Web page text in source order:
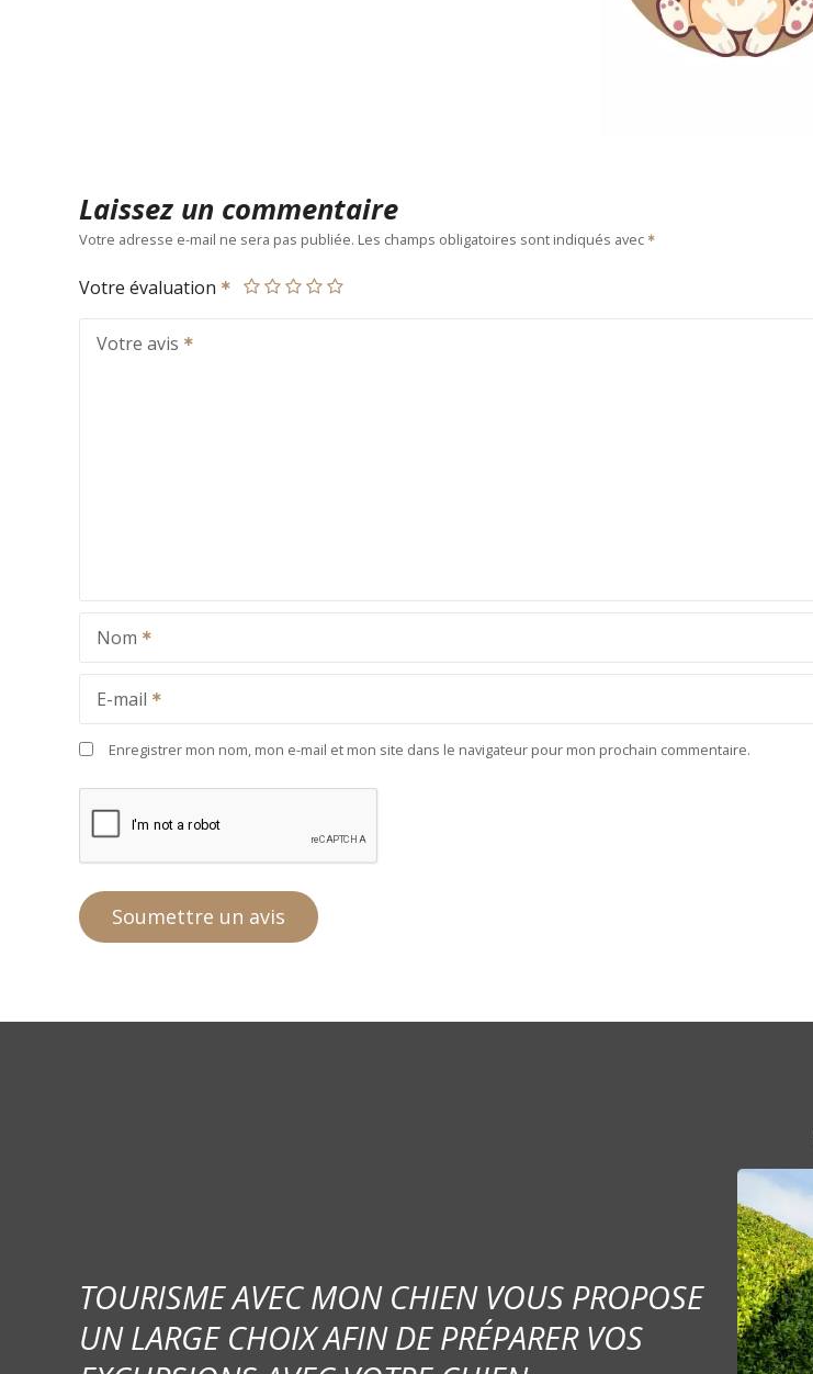
Laissez un commentaire
Votre adresse e-mail ne sera pas publiée. Les champs obligatoires sont indiqués avec
Votre évaluation
Votre avis
Nom
E-mail
Enregistrer mon nom, mon e-mail et mon site dans le navigateur pour mon prochain commentaire.
TOURISME AVEC MON CHIEN VOUS PROPOSE
UN LARGE CHOIX AFIN DE PRÉPARER VOS